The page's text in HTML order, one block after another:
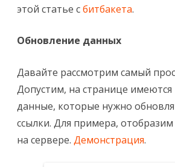
этой статье сбитбакета.
Обновление данных
Давайте рассмотрим самый
Допустим, на странице имеются
данные, которые нужно
ссылки. Для примера,
на сервере. Демонстрация.